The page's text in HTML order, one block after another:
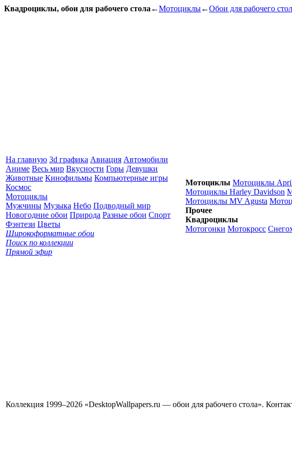
Квадроциклы, обои для рабочего стола ←Мотоциклы←Обои для рабочего
На главную 3d графика Авиация Автомобили
Аниме Весь мир Вкусности Горы Девушки
Животные Кинофильмы Компьютерные игры
Космос
Мотоциклы
Мужчины Музыка Небо Подводный мир
Новогодние обои Природа Разные обои Спорт
Фэнтези Цветы
Широкоформатные обои
Поиск по коллекции
Прямой эфир
Мотоциклы Мотоциклы
Мотоциклы Harley Davidson
Мотоциклы MV Agusta
Прочее
Квадроциклы
Мотогонки Мотокросс
Коллекция 1999–2026 «DesktopWallpapers.ru — обои для рабочего стола».